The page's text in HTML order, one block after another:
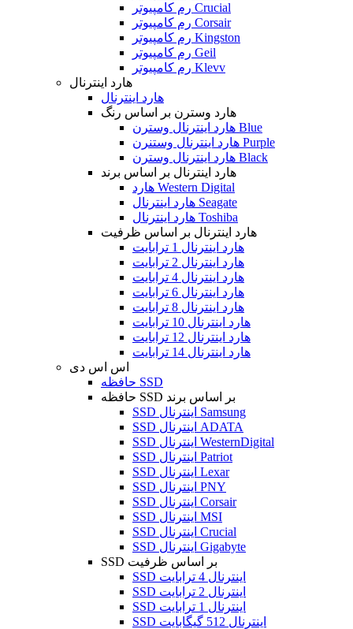
رم کامپیوتر Crucial
رم کامپیوتر Corsair
رم کامپیوتر Kingston
رم کامپیوتر Geil
رم کامپیوتر Klevv
هارد اینترنال
هارد اینترنال
هارد وسترن بر اساس رنگ
هارد اینترنال وسترن Blue
هارد اینترنال وستنرن Purple
هارد اینترنال وسترن Black
هارد اینترنال بر اساس برند
هارد Western Digital
هارد اینترنال Seagate
هارد اینترنال Toshiba
هارد اینترنال بر اساس ظرفیت
هارد اینترنال 1 ترابایت
هارد اینترنال 2 ترابایت
هارد اینترنال 4 ترابایت
هارد اینترنال 6 ترابایت
هارد اینترنال 8 ترابایت
هارد اینترنال 10 ترابایت
هارد اینترنال 12 ترابایت
هارد اینترنال 14 ترابایت
اس اس دی
حافظه SSD
حافظه SSD بر اساس برند
SSD اینترنال Samsung
SSD اینترنال ADATA
SSD اینترنال WesternDigital
SSD اینترنال Patriot
SSD اینترنال Lexar
SSD اینترنال PNY
SSD اینترنال Corsair
SSD اینترنال MSI
SSD اینترنال Crucial
SSD اینترنال Gigabyte
SSD بر اساس ظرفیت
SSD اینترنال 4 ترابایت
SSD اینترنال 2 ترابایت
SSD اینترنال 1 ترابایت
SSD اینترنال 512 گیگابایت